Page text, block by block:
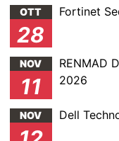
OTT
28
Fortinet
NOV
11
RENMAD
2026
NOV Dell